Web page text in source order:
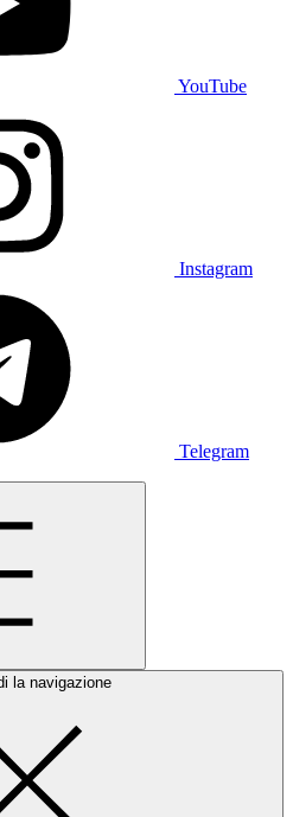
YouTube
Instagram
Telegram
la navigazione